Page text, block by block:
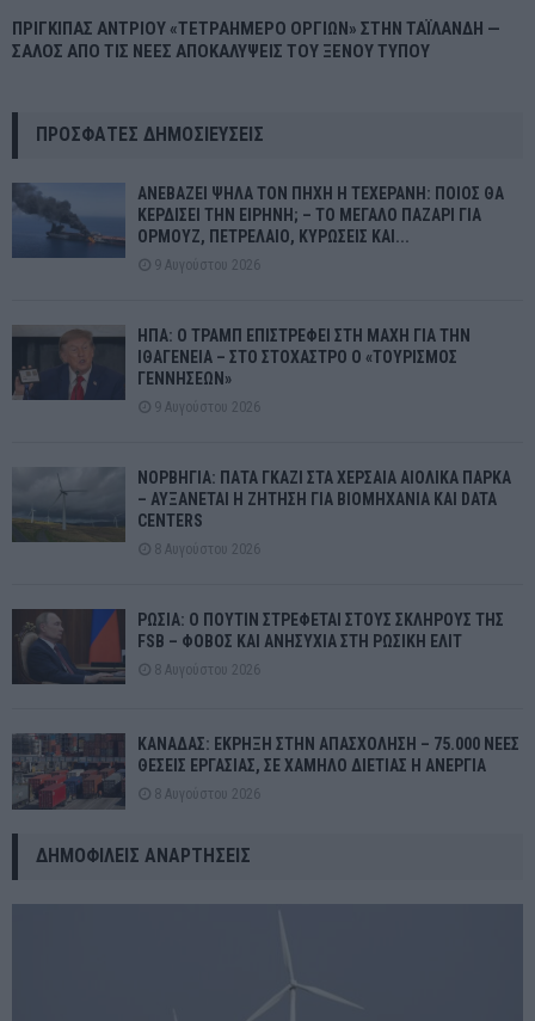
ΠΡΙΓΚΙΠΑΣ ΑΝΤΡΙΟΥ «ΤΕΤΡΑΗΜΕΡΟ ΟΡΓΙΩΝ» ΣΤΗΝ ΤΑΪΛΑΝΔΗ —
ΣΑΛΟΣ ΑΠΟ ΤΙΣ ΝΕΕΣ ΑΠΟΚΑΛΥΨΕΙΣ ΤΟΥ ΞΕΝΟΥ ΤΥΠΟΥ
ΠΡΌΣΦΑΤΕΣ ΔΗΜΟΣΙΕΎΣΕΙΣ
ΑΝΕΒΑΖΕΙ ΨΗΛΑ ΤΟΝ ΠΗΧΗ Η ΤΕΧΕΡΑΝΗ: ΠΟΙΟΣ ΘΑ
ΚΕΡΔΙΣΕΙ ΤΗΝ ΕΙΡΗΝΗ; – ΤΟ ΜΕΓΑΛΟ ΠΑΖΑΡΙ ΓΙΑ
ΟΡΜΟΥΖ, ΠΕΤΡΕΛΑΙΟ, ΚΥΡΩΣΕΙΣ ΚΑΙ...
9 Αυγούστου 2026
ΗΠΑ: Ο ΤΡΑΜΠ ΕΠΙΣΤΡΕΦΕΙ ΣΤΗ ΜΑΧΗ ΓΙΑ ΤΗΝ
ΙΘΑΓΕΝΕΙΑ – ΣΤΟ ΣΤΟΧΑΣΤΡΟ Ο «ΤΟΥΡΙΣΜΟΣ
ΓΕΝΝΗΣΕΩΝ»
9 Αυγούστου 2026
ΝΟΡΒΗΓΙΑ: ΠΑΤΑ ΓΚΑΖΙ ΣΤΑ ΧΕΡΣΑΙΑ ΑΙΟΛΙΚΑ ΠΑΡΚΑ
– ΑΥΞΑΝΕΤΑΙ Η ΖΗΤΗΣΗ ΓΙΑ ΒΙΟΜΗΧΑΝΙΑ ΚΑΙ DATA
CENTERS
8 Αυγούστου 2026
ΡΩΣΙΑ: Ο ΠΟΥΤΙΝ ΣΤΡΕΦΕΤΑΙ ΣΤΟΥΣ ΣΚΛΗΡΟΥΣ ΤΗΣ
FSB – ΦΟΒΟΣ ΚΑΙ ΑΝΗΣΥΧΙΑ ΣΤΗ ΡΩΣΙΚΗ ΕΛΙΤ
8 Αυγούστου 2026
ΚΑΝΑΔΑΣ: ΕΚΡΗΞΗ ΣΤΗΝ ΑΠΑΣΧΟΛΗΣΗ – 75.000 ΝΕΕΣ
ΘΕΣΕΙΣ ΕΡΓΑΣΙΑΣ, ΣΕ ΧΑΜΗΛΟ ΔΙΕΤΙΑΣ Η ΑΝΕΡΓΙΑ
8 Αυγούστου 2026
ΔΗΜΟΦΙΛΕΊΣ ΑΝΑΡΤΉΣΕΙΣ